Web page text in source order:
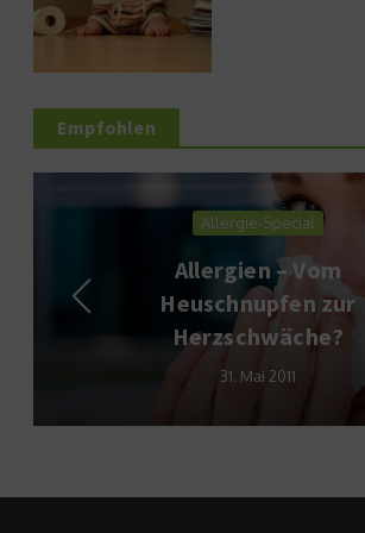
Empfohlen
Allergie-Special
Allergien – Vom
Heuschnupfen zur
Herzschwäche?
31. Mai 2011